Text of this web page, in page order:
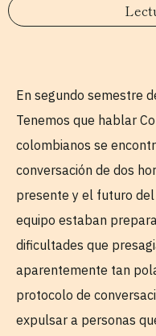
En segundo semestre
Tenemos que hablar
colombianos se
conversación de dos
presente y el futuro
equipo estaban
dificultades que
aparentemente tan
protocolo de
expulsar a personas